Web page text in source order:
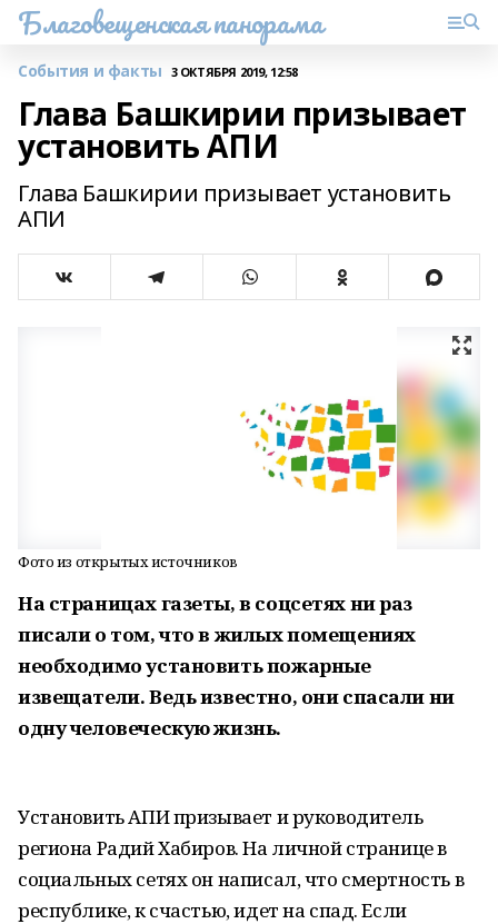
Благовещенская панорама
События и факты 3 ОКТЯБРЯ 2019, 12:58
Глава Башкирии призывает
установить АПИ
Глава Башкирии призывает установить
АПИ
Фото из открытых источников
На страницах газеты, в соцсетях ни раз
писали о том, что в жилых помещениях
необходимо установить пожарные
извещатели. Ведь известно, они спасали ни
одну человеческую жизнь.
Установить АПИ призывает и руководитель
региона Радий Хабиров. На личной странице в
социальных сетях он написал, что смертность в
республике, к счастью, идет на спад. Если